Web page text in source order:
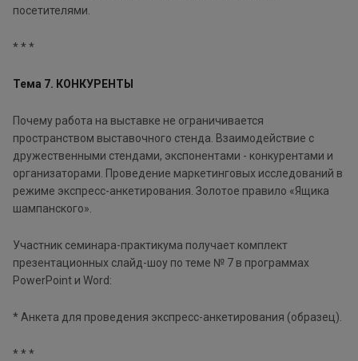
посетителями.
* * *
Тема 7. КОНКУРЕНТЫ
Почему работа на выставке не ограничивается
пространством выставочного стенда. Взаимодействие с
дружественными стендами, экспонентами - конкурентами и
организаторами. Проведение маркетинговых исследований в
режиме экспресс-анкетирования. Золотое правило «Ящика
шампанского».
Участник семинара-практикума получает комплект
презентационных слайд-шоу по теме № 7 в программах
PowerPoint и Word:
* Анкета для проведения экспресс-анкетирования (образец).
* * *